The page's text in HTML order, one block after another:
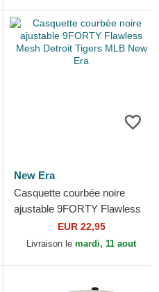
New Era
Casquette courbée noire
ajustable 9FORTY Flawless
Mesh Detroit Tigers MLB
New Era
EUR 22,95
Livraison le mardi, 11 aout